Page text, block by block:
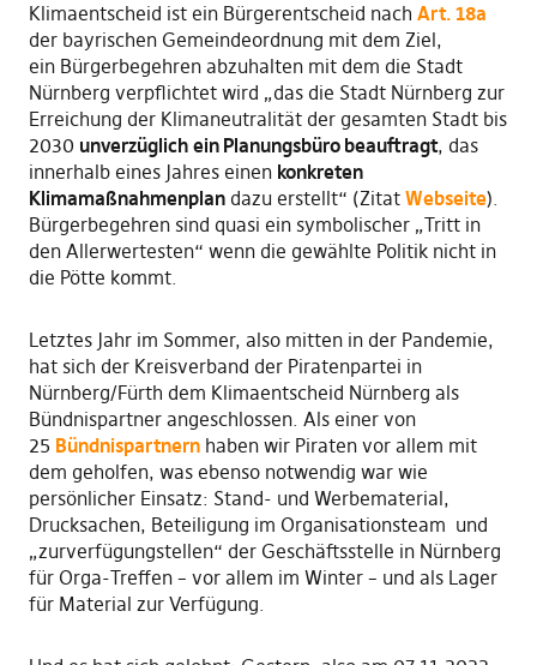
Klimaentscheid ist ein Bürgerentscheid nach Art. 18a
der bayrischen Gemeindeordnung mit dem Ziel,
ein Bürgerbegehren abzuhalten mit dem die Stadt
Nürnberg verpflichtet wird „das die Stadt Nürnberg zur
Erreichung der Klimaneutralität der gesamten Stadt bis
2030 unverzüglich ein Planungsbüro beauftragt, das
innerhalb eines Jahres einen konkreten
Klimamaßnahmenplandazu erstellt“ (Zitat Webseite).
Bürgerbegehren sind quasi ein symbolischer „Tritt in
den Allerwertesten“ wenn die gewählte Politik nicht in
die Pötte kommt.
Letztes Jahr im Sommer, also mitten in der Pandemie,
hat sich der Kreisverband der Piratenpartei in
Nürnberg/Fürth dem Klimaentscheid Nürnberg als
Bündnispartner angeschlossen. Als einer von
25 Bündnispartnernhaben wir Piraten vor allem mit
dem geholfen, was ebenso notwendig war wie
persönlicher Einsatz: Stand- und Werbematerial,
Drucksachen, Beteiligung im Organisationsteam und
„zurverfügungstellen“ der Geschäftsstelle in Nürnberg
für Orga-Treffen – vor allem im Winter – und als Lager
für Material zur Verfügung.